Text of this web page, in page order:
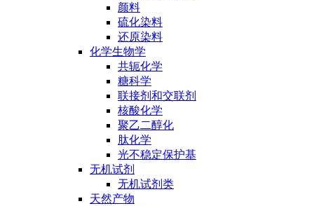
颜料
硫化染料
还原染料
化学生物学
共轭化学
糖科学
联接剂和交联剂
核酸化学
聚乙二醇化
肽化学
光不稳定保护基
无机试剂
无机试剂类
天然产物